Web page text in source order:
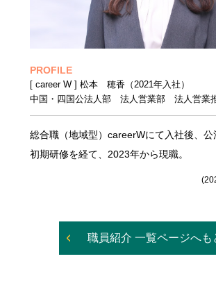
PROFILE
[ career W ] 松本 穂香（2021年入社）
中国・四国公法人部 法人営業部 法人営業
総合職（地域型）careerWにて入社後、
初期研修を経て、2023年から現職。
職員紹介 一覧ページへも